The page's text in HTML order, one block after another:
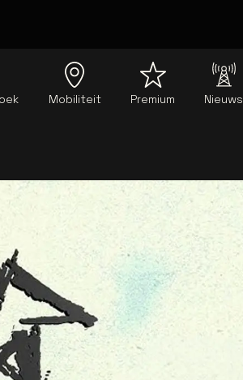
Mobiliteit Premium Nieuws